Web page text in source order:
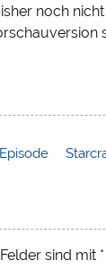
noch
sind mit *